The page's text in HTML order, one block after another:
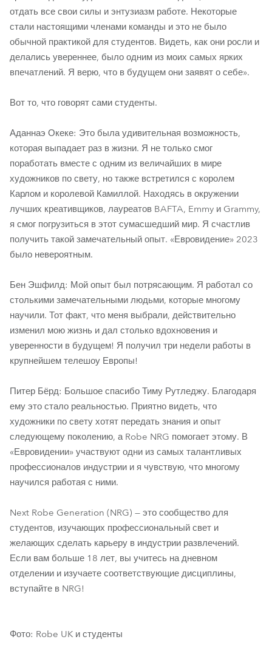
отдать все свои силы и энтузиазм работе. Некоторые
стали настоящими членами команды и это не было
обычной практикой для студентов. Видеть, как они росли и
делались увереннее, было одним из моих самых ярких
впечатлений. Я верю, что в будущем они заявят о себе».
Вот то, что говорят сами студенты.
Аданнаэ Океке: Это была удивительная возможность,
которая выпадает раз в жизни. Я не только смог
поработать вместе с одним из величайших в мире
художников по свету, но также встретился с королем
Карлом и королевой Камиллой. Находясь в окружении
лучших креативщиков, лауреатов BAFTA, Emmy и Grammy,
я смог погрузиться в этот сумасшедший мир. Я счастлив
получить такой замечательный опыт. «Евровидение» 2023
было невероятным.
Бен Эшфилд: Мой опыт был потрясающим. Я работал со
столькими замечательными людьми, которые многому
научили. Тот факт, что меня выбрали, действительно
изменил мою жизнь и дал столько вдохновения и
уверенности в будущем! Я получил три недели работы в
крупнейшем телешоу Европы!
Питер Бёрд: Большое спасибо Тиму Рутледжу. Благодаря
ему это стало реальностью. Приятно видеть, что
художники по свету хотят передать знания и опыт
следующему поколению, а Robe NRG помогает этому. В
«Евровидении» участвуют одни из самых талантливых
профессионалов индустрии и я чувствую, что многому
научился работая с ними.
Next Robe Generation (NRG) — это сообщество для
студентов, изучающих профессиональный свет и
желающих сделать карьеру в индустрии развлечений.
Если вам больше 18 лет, вы учитесь на дневном
отделении и изучаете соответствующие дисциплины,
вступайте в NRG!
Фото: Robe UK и студенты